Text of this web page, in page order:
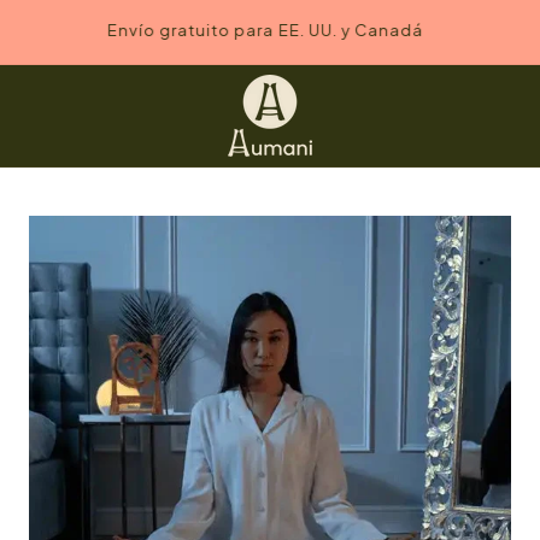
¡Obtén un 10% de descuento en pedidos de incienso
superiores a $45 USD/ $61 CAD!